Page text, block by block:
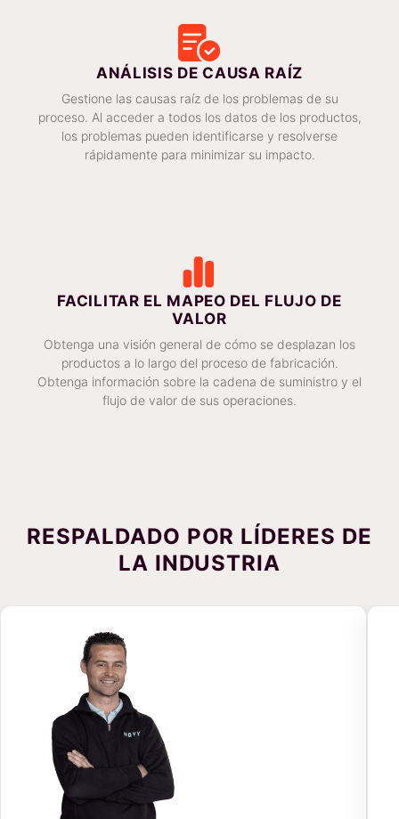
ANÁLISIS DE CAUSA RAÍZ
Gestione las causas raíz de los problemas de su
proceso. Al acceder a todos los datos de los productos,
los problemas pueden identificarse y resolverse
rápidamente para minimizar su impacto.
FACILITAR EL MAPEO DEL FLUJO DE
VALOR
Obtenga una visión general de cómo se desplazan los
productos a lo largo del proceso de fabricación.
Obtenga información sobre la cadena de suministro y el
flujo de valor de sus operaciones.
RESPALDADO POR LÍDERES DE
LA INDUSTRIA